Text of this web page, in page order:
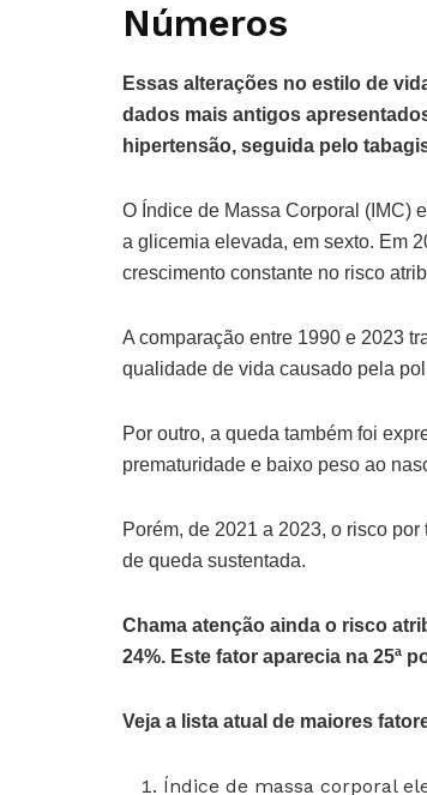
Números
Essas alterações no estilo de
dados mais antigos
hipertensão, seguida pelo
O Índice de Massa Corporal (IMC)
a glicemia elevada, em sexto. Em
crescimento constante no risco
A comparação entre 1990 e 2023
qualidade de vida causado pela
Por outro, a queda também foi
prematuridade e baixo peso ao
Porém, de 2021 a 2023, o risco
de queda sustentada.
Chama atenção ainda o risco
24%. Este fator aparecia na 25ª
Veja a lista atual de maiores
Índice de massa corporal